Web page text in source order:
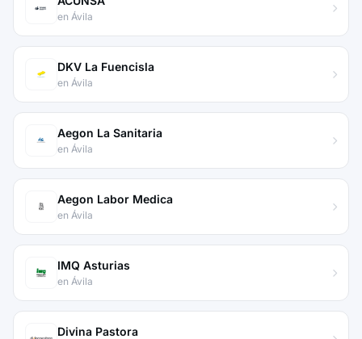
en Ávila
DKV La Fuencisla
en Ávila
Aegon La Sanitaria
en Ávila
Aegon Labor Medica
en Ávila
IMQ Asturias
en Ávila
Divina Pastora